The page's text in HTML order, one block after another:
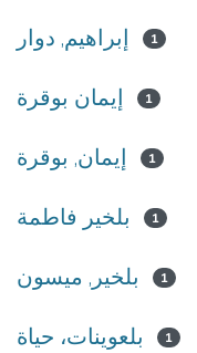
إبراهيم, دوار 1
إيمان بوقرة 1
إيمان, بوقرة 1
بلخير فاطمة 1
بلخير, ميسون 1
بلعوينات، حياة 1